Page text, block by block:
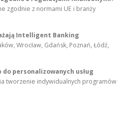
zgodnie z normami UE i branży
Intelligent Banking
Wrocław, Gdańsk, Poznań, Łódź,
do personalizowanych usług
tworzenie indywidualnych programów